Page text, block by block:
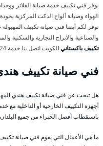
يوفر فني تكييف خدمة صيانة الفلاتر
الهواء وصيانة ألواح الدكت المركزية
نوفر لكم أيضا فني صيانة تكييف
والصناعية والابراج التجارية
تكييف باكستانيالكويت اتصل بنا خدمة 24 ساعة.
فني صيانة تكييف
هل تبحث عن فني صيانة تكييف هندي
أجهزة التكييف الخارجية أو الداخلية مع
باستقطاب أفضل الخبراء من جميع
ما هي الأعمال التي يقوم فني صيانة